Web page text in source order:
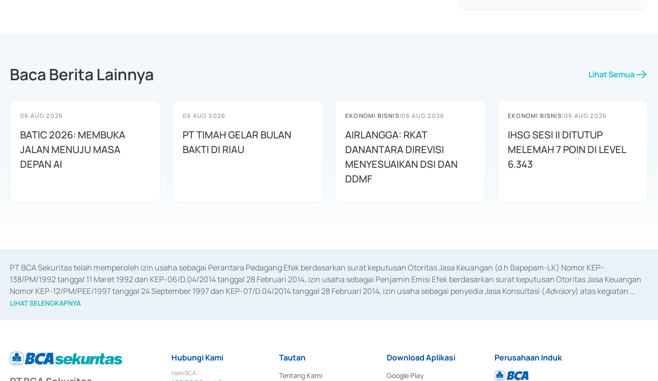
Baca Berita Lainnya Lihat Semua
06 AUG 2026
BATIC 2026: MEMBUKA
JALAN MENUJU MASA
DEPAN AI
06 AUG 2026
PT TIMAH GELAR BULAN
BAKTI DI RIAU
EKONOMI BISNIS|06 AUG 2026
AIRLANGGA: RKAT
DANANTARA DIREVISI
MENYESUAIKAN DSI DAN
DDMF
EKONOMI BISNIS|06 AUG 2026
IHSG SESI II DITUTUP
MELEMAH 7 POIN DI LEVEL
6.343
PT BCA Sekuritas telah memperoleh izin usaha sebagai Perantara Pedagang Efek berdasarkan surat keputusan Otoritas Jasa Keuangan (d.h Bapepam-LK) Nomor KEP-
138/PM/1992 tanggal 11 Maret 1992 dan KEP-06/D.04/2014 tanggal 28 Februari 2014, izin usaha sebagai Penjamin Emisi Efek berdasarkan surat keputusan Otoritas Jasa Keuangan
Nomor KEP-12/PM/PEE/1997 tanggal 24 September 1997 dan KEP-07/D.04/2014 tanggal 28 Februari 2014, izin usaha sebagai penyedia Jasa Konsultasi (Advisory) atas kegiatan
merger, akuisisi, divestasi, dan
LIHAT SELENGKAPNYA
Hubungi Kami
Halo BCA
Tautan
Tentang Kami
Download Aplikasi
Google Play
Perusahaan Induk